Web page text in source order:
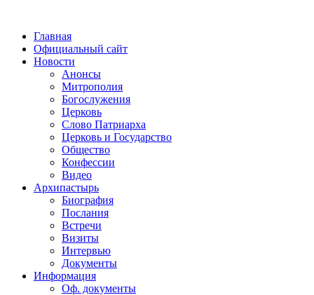
Главная
Официальный сайт
Новости
Анонсы
Митрополия
Богослужения
Церковь
Слово Патриарха
Церковь и Государство
Общество
Конфессии
Видео
Архипастырь
Биография
Послания
Встречи
Визиты
Интервью
Документы
Информация
Оф. документы